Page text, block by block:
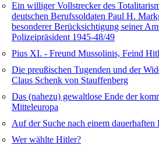
Ein williger Vollstrecker des
deutschen Berufssoldaten Paul H.
besonderer Berücksichtigung seiner
Polizeipräsident 1945-48/49
Pius XI. - Freund Mussolinis, Feind
Die preußischen Tugenden und der
Claus Schenk von Stauffenberg
Das (nahezu) gewaltlose Ende der
Mitteleuropa
Auf der Suche nach einem dauerhaften
Wer wählte Hitler?